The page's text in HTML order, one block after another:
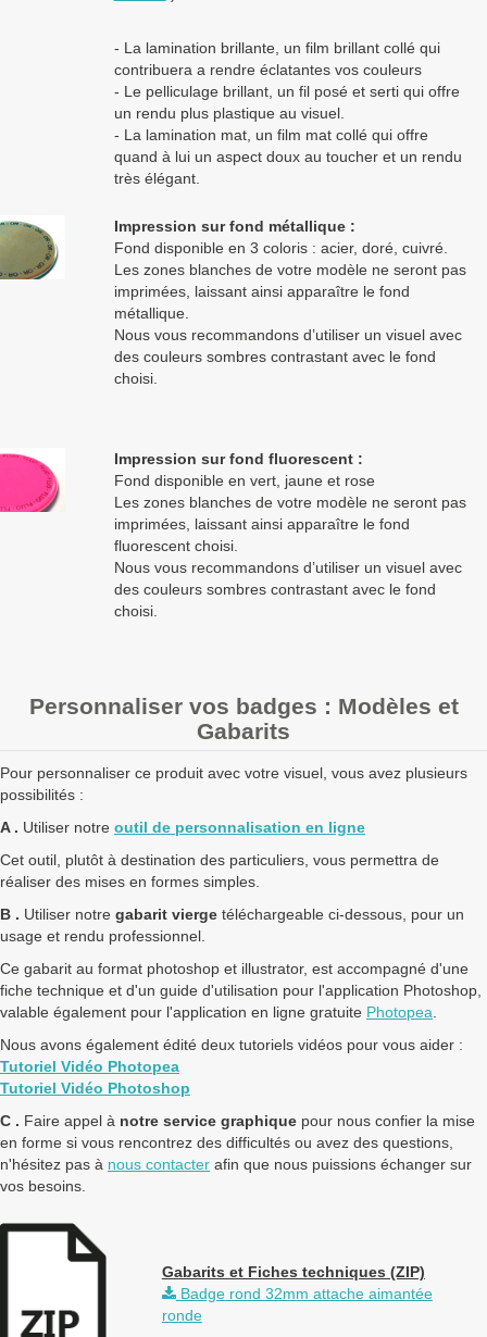
- La lamination brillante, un film brillant collé qui
contribuera a rendre éclatantes vos couleurs
- Le pelliculage brillant, un fil posé et serti qui offre
un rendu plus plastique au visuel.
- La lamination mat, un film mat collé qui offre
quand à lui un aspect doux au toucher et un rendu
très élégant.
Impression sur fond métallique :
Fond disponible en 3 coloris : acier, doré, cuivré.
Les zones blanches de votre modèle ne seront pas
imprimées, laissant ainsi apparaître le fond
métallique.
Nous vous recommandons d’utiliser un visuel avec
des couleurs sombres contrastant avec le fond
choisi.
Impression sur fond fluorescent :
Fond disponible en vert, jaune et rose
Les zones blanches de votre modèle ne seront pas
imprimées, laissant ainsi apparaître le fond
fluorescent choisi.
Nous vous recommandons d’utiliser un visuel avec
des couleurs sombres contrastant avec le fond
choisi.
Personnaliser vos badges : Modèles et
Gabarits
Pour personnaliser ce produit avec votre visuel, vous avez plusieurs
possibilités :
A . Utiliser notre outil de personnalisation en ligne
Cet outil, plutôt à destination des particuliers, vous permettra de
réaliser des mises en formes simples.
B . Utiliser notre gabarit vierge téléchargeable ci-dessous, pour un
usage et rendu professionnel.
Ce gabarit au format photoshop et illustrator, est accompagné d'une
fiche technique et d'un guide d'utilisation pour l'application Photoshop,
valable également pour l'application en ligne gratuite Photopea
Nous avons également édité deux tutoriels vidéos pour vous aider :
Tutoriel Vidéo Photopea
Tutoriel Vidéo Photoshop
C . Faire appel à notre service graphique pour nous confier la mise
en forme si vous rencontrez des difficultés ou avez des questions,
n'hésitez pas à nous contacter afin que nous puissions échanger sur
vos besoins.
Gabarits et Fiches techniques (ZIP)
Badge rond 32mm attache aimantée
ronde